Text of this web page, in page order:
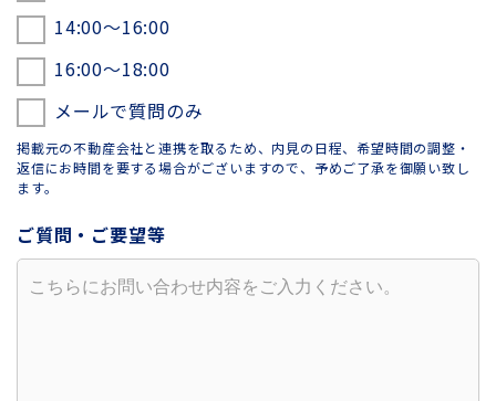
14:00〜16:00
16:00〜18:00
メールで質問のみ
掲載元の不動産会社と連携を取るため、内見の日程、希望時間の調整・
返信にお時間を要する場合がございますので、予めご了承を御願い致し
ます。
ご質問・ご要望等